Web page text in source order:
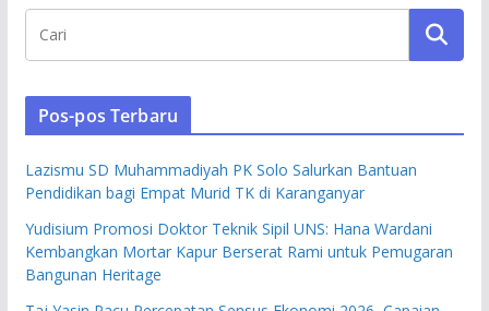
Pos-pos Terbaru
Lazismu SD Muhammadiyah PK Solo Salurkan Bantuan
Pendidikan bagi Empat Murid TK di Karanganyar
Yudisium Promosi Doktor Teknik Sipil UNS: Hana Wardani
Kembangkan Mortar Kapur Berserat Rami untuk Pemugaran
Bangunan Heritage